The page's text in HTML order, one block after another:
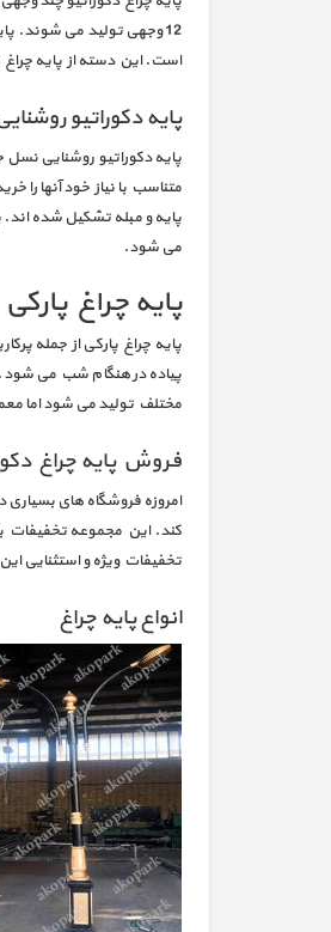
است. این دسته از پایه
پایه دکوراتیو
پایه دکوراتیو روشنایی
متناسب با نیاز خود آنها را
پایه و مبله تشکیل شده
می شود.
پایه چراغ پارکی
پایه چراغ پارکی از جمله
پیاده در هنگام شب می شود.
مختلف تولید می شود اما معمولا ارتفاع بین 2.5 تا 4
فروش پایه چراغ
امروزه فروشگاه های
کند. این مجموعه تخفیفات
تخفیفات ویژه و استثنایی
انواع پایه چراغ